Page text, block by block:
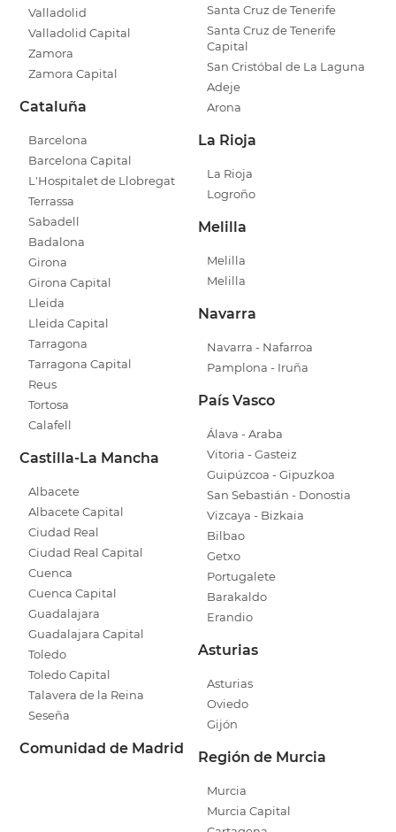
Valladolid
Valladolid Capital
Zamora
Zamora Capital
Cataluña
Barcelona
Barcelona Capital
L'Hospitalet de Llobregat
Terrassa
Sabadell
Badalona
Girona
Girona Capital
Lleida
Lleida Capital
Tarragona
Tarragona Capital
Reus
Tortosa
Calafell
Castilla-La Mancha
Albacete
Albacete Capital
Ciudad Real
Ciudad Real Capital
Cuenca
Cuenca Capital
Guadalajara
Guadalajara Capital
Toledo
Toledo Capital
Talavera de la Reina
Seseña
Comunidad de Madrid
Santa Cruz de Tenerife
Santa Cruz de Tenerife
Capital
San Cristóbal de La Laguna
Adeje
Arona
La Rioja
La Rioja
Logroño
Melilla
Melilla
Melilla
Navarra
Navarra - Nafarroa
Pamplona - Iruña
País Vasco
Álava - Araba
Vitoria - Gasteiz
Guipúzcoa - Gipuzkoa
San Sebastián - Donostia
Vizcaya - Bizkaia
Bilbao
Getxo
Portugalete
Barakaldo
Erandio
Asturias
Asturias
Oviedo
Gijón
Región de Murcia
Murcia
Murcia Capital